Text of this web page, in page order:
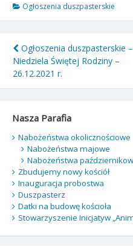
Ogłoszenia duszpasterskie
Nawigacja
wpisu
Ogłoszenia duszpasterskie –
Niedziela Świętej Rodziny –
26.12.2021 r.
Nasza Parafia
Nabożeństwa okolicznościowe
Nabożeństwa majowe
Nabożeństwa
Zbudujemy nowy kościół
Inauguracja probostwa
Duszpasterz
Datki na budowę kościoła
Stowarzyszenie Inicjatyw